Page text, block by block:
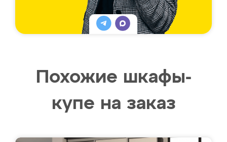
Похожие шкафы-
купе на заказ